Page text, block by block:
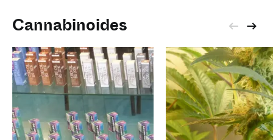
Cannabinoides